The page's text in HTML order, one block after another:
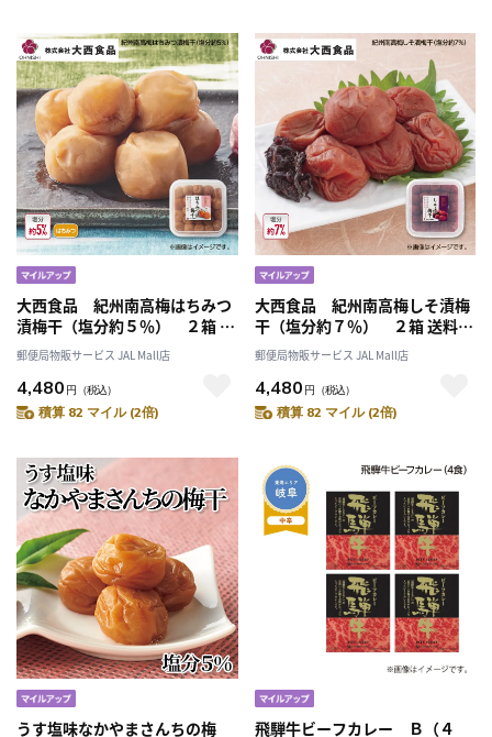
大西食品 紀州南高梅はちみつ
漬梅干（塩分約５％） ２箱 送
料込み
郵便局物販サービス JAL Mall店
4,480 円 （税込）
積算 82 マイル (2倍)
大西食品 紀州南高梅しそ漬梅
干（塩分約７％） ２箱 送料込
み
郵便局物販サービス JAL Mall店
4,480 円 （税込）
積算 82 マイル (2倍)
うす塩味なかやまさんちの梅
飛騨牛ビーフカレー Ｂ（４